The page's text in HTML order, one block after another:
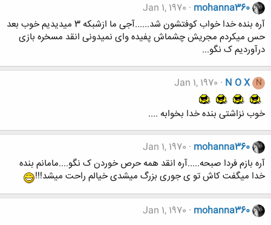
mohanna360
Jan 1, 1970
آره بنده خدا خواب کوفتشون شد......آجی ما ازشبکه 3 میدیدیم خوب بعد
حس میکردم مجریش چشماش پفیده وای نمیدونی انقد مسخره بازی
درآوردیم ک نگو...
N
N O X
Jan 1, 1970
خوب نزاشتی بنده خدا بخوابه ....
mohanna360
Jan 1, 1970
آره بازم فردا صبحه.....آره انقد همه حرص خوردن ک نگو....مامانم بنده
خدا میگفت کاش تو ی جوری بزرگ میشدی خیالم راحت میشد!!!
mohanna360
Jan 1, 1970